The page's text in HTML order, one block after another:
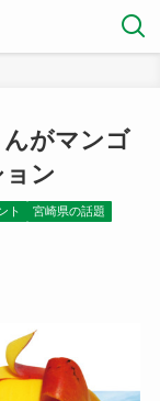
んがマンゴ
ン
ト 宮崎県の話題